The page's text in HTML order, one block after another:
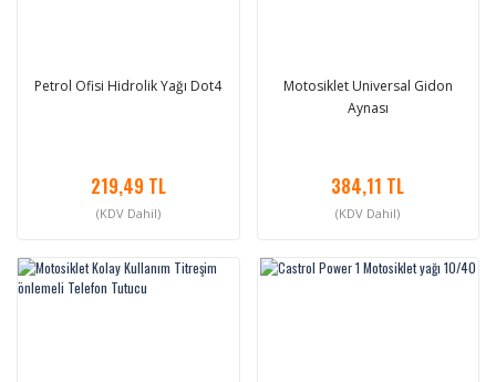
Petrol Ofisi Hidrolik Yağı Dot4
219,49 TL
(KDV Dahil)
Motosiklet Universal Gidon
Aynası
384,11 TL
(KDV Dahil)